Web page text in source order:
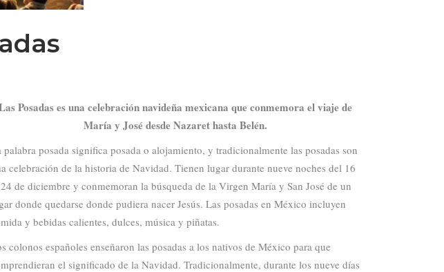
Posadas es una celebración navideña mexicana que conmemora el viaje de
María y José desde Nazaret hasta Belén.
palabra posada significa posada o alojamiento, y tradicionalmente las posadas son
celebración de la historia de Navidad. Tienen lugar durante nueve noches del 16
de diciembre y conmemoran la búsqueda de la Virgen María y San José de un
donde quedarse donde pudiera nacer Jesús. Las posadas en México incluyen
y bebidas calientes, dulces, música y piñatas.
colonos españoles enseñaron las posadas a los nativos de México para que
el significado de la Navidad. Tradicionalmente, durante los nueve días